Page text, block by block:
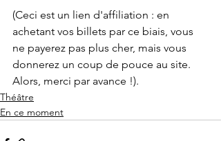
(Ceci est un lien d'affiliation : en
achetant vos billets par ce biais, vous
ne payerez pas plus cher, mais vous
donnerez un coup de pouce au site.
Alors, merci par avance !).
Théâtre
En ce moment